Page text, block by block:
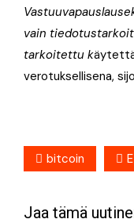
vain
tarkoitettu k
verotuksellisena,
bitcoin
Jaa tämä